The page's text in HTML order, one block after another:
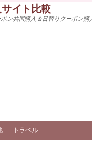
イト比較
ン共同購入＆日替りクーポン購
トラベル